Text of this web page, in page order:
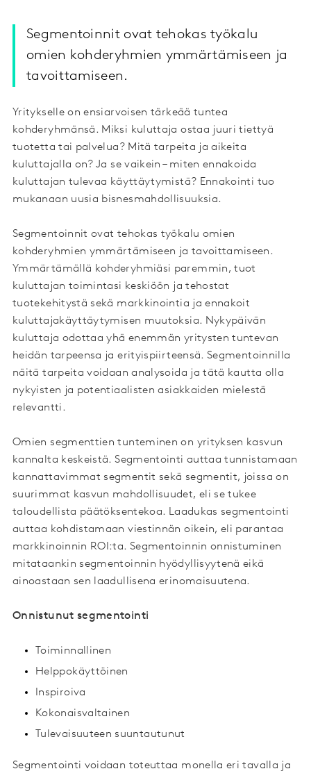
Segmentoinnit ovat tehokas työkalu
omien kohderyhmien ymmärtämiseen ja
tavoittamiseen.
Yritykselle on ensiarvoisen tärkeää tuntea
kohderyhmänsä. Miksi kuluttaja ostaa juuri tiettyä
tuotetta tai palvelua? Mitä tarpeita ja aikeita
kuluttajalla on? Ja se vaikein – miten ennakoida
kuluttajan tulevaa käyttäytymistä? Ennakointi tuo
mukanaan uusia bisnesmahdollisuuksia.
Segmentoinnit ovat tehokas työkalu omien
kohderyhmien ymmärtämiseen ja tavoittamiseen.
Ymmärtämällä kohderyhmiäsi paremmin, tuot
kuluttajan toimintasi keskiöön ja tehostat
tuotekehitystä sekä markkinointia ja ennakoit
kuluttajakäyttäytymisen muutoksia. Nykypäivän
kuluttaja odottaa yhä enemmän yritysten tuntevan
heidän tarpeensa ja erityispiirteensä. Segmentoinnilla
näitä tarpeita voidaan analysoida ja tätä kautta olla
nykyisten ja potentiaalisten asiakkaiden mielestä
relevantti.
Omien segmenttien tunteminen on yrityksen kasvun
kannalta keskeistä. Segmentointi auttaa tunnistamaan
kannattavimmat segmentit sekä segmentit, joissa on
suurimmat kasvun mahdollisuudet, eli se tukee
taloudellista päätöksentekoa. Laadukas segmentointi
auttaa kohdistamaan viestinnän oikein, eli parantaa
markkinoinnin ROI:ta. Segmentoinnin onnistuminen
mitataankin segmentoinnin hyödyllisyytenä eikä
ainoastaan sen laadullisena erinomaisuutena.
Onnistunut segmentointi
Toiminnallinen
Helppokäyttöinen
Inspiroiva
Kokonaisvaltainen
Tulevaisuuteen suuntautunut
Segmentointi voidaan toteuttaa monella eri tavalla ja